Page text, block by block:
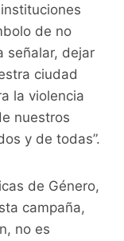
de no
señalar, dejar
ciudad
la violencia
nuestros
y de todas”.
de Género,
campaña,
no es